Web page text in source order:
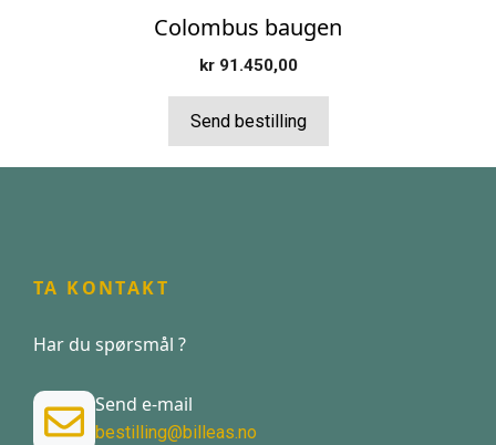
Colombus baugen
kr91.450,00
Send bestilling
TA KONTAKT
Har du spørsmål ?
Send e-mail
bestilling@billeas.no